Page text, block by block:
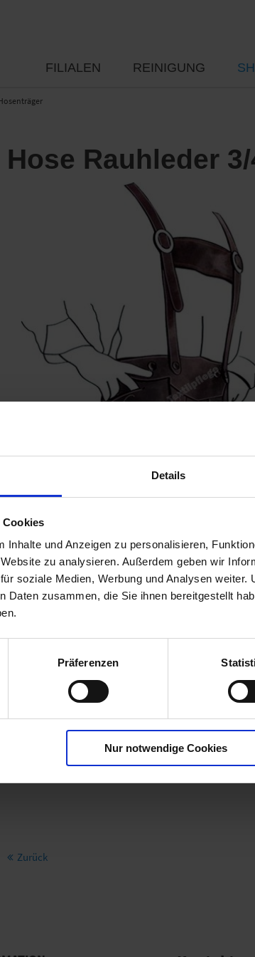
Details
Cookies
Inhalte und Anzeigen zu personalisieren,
zu analysieren. Außerdem geben wir
soziale Medien, Werbung und Analysen
Daten zusammen, die Sie ihnen bereitgestellt
Präferenzen
Nur notwendige Cookies
FILIALEN REINIGUNG
Hose Rauhleder
Beschreibung:
Leder ist ein Naturprodukt! Die richtige Pflege
Jahrzehnten auf die Pflege hochwertiger Lederteile
Leder wird in unserem Betrieb fachmännisch
gereinigt, rückgefettet, die Farben mit passendem
Zurück